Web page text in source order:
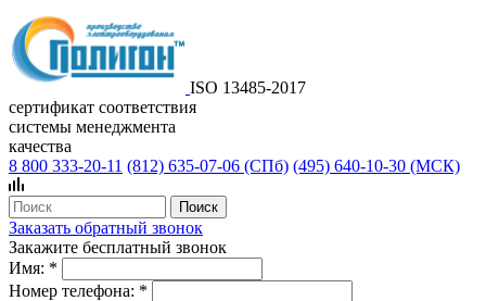
ISO 13485-2017
сертификат соответствия
системы менеджмента
качества
8 800 333-20-11 (812) 635-07-06 (СПб) (495) 640-10-30 (МСК)
Заказать обратный звонок
Закажите бесплатный звонок
Имя: *
Номер телефона: *